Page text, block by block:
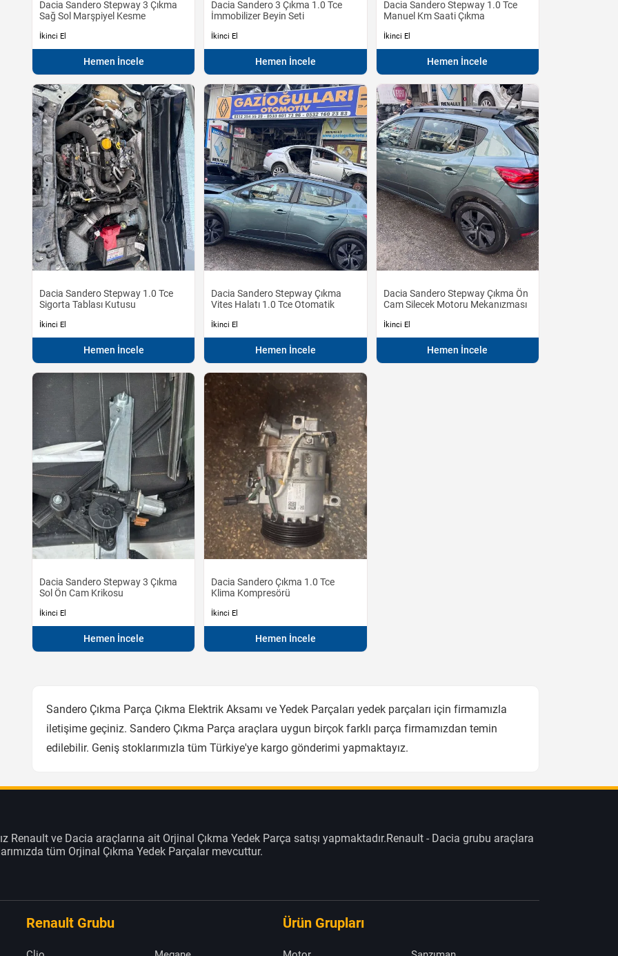
Dacia Sandero Stepway 3 Çıkma
Sağ Sol Marşpiyel Kesme
İkinci El
Hemen İncele
Dacia Sandero 3 Çıkma 1.0 Tce
İmmobilizer Beyin Seti
İkinci El
Hemen İncele
Dacia Sandero Stepway 1.0 Tce
Manuel Km Saati Çıkma
İkinci El
Hemen İncele
Dacia Sandero Stepway 1.0 Tce
Sigorta Tablası Kutusu
İkinci El
Hemen İncele
Dacia Sandero Stepway Çıkma
Vites Halatı 1.0 Tce Otomatik
İkinci El
Hemen İncele
Dacia Sandero Stepway Çıkma Ön
Cam Silecek Motoru Mekanızması
İkinci El
Hemen İncele
Dacia Sandero Stepway 3 Çıkma
Sol Ön Cam Krikosu
İkinci El
Hemen İncele
Dacia Sandero Çıkma 1.0 Tce
Klima Kompresörü
İkinci El
Hemen İncele
Sandero Çıkma Parça Çıkma Elektrik Aksamı ve Yedek Parçaları yedek parçaları için firmamızla
iletişime geçiniz. Sandero Çıkma Parça araçlara uygun birçok farklı parça firmamızdan temin
edilebilir. Geniş stoklarımızla tüm Türkiye'ye kargo gönderimi yapmaktayız.
Renault ve Dacia araçlarına ait Orjinal Çıkma Yedek Parça satışı yapmaktadır.Renault - Dacia grubu araçlara
tüm Orjinal Çıkma Yedek Parçalar mevcuttur.
Renault Grubu Ürün Grupları